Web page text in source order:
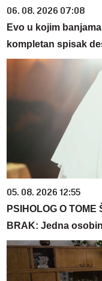
06. 08. 2026 07:08
Evo u kojim
kompletan spisak
05. 08. 2026 12:55
PSIHOLOG O
BRAK: Jedna